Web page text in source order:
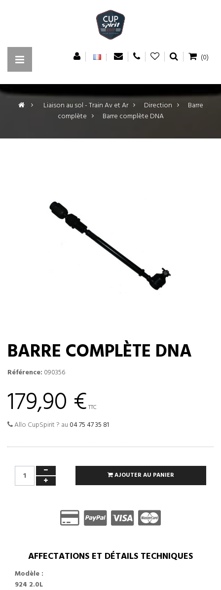
(0)
> Liaison au sol - Train Av et Ar > Direction >
Barre
complète > Barre complète DNA
BARRE COMPLÈTE DNA
Référence: 090356
179,90 € TTC
Allo CupSpirit ? au 04 75 47 35 81
AJOUTER AU PANIER
AFFECTATIONS ET DÉTAILS TECHNIQUES
Modèle :
924 2.0L